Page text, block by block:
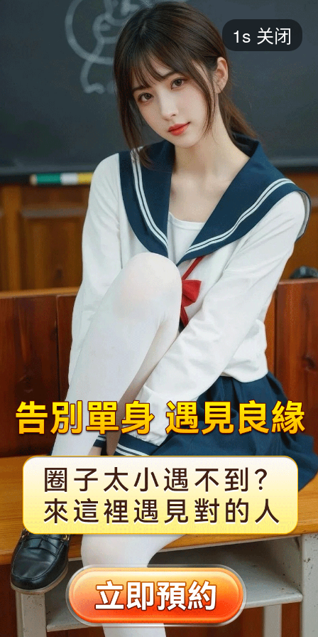
短剧
最热 添加 评分
都市 甜宠 逆袭 玄幻
2025 2024 2023 2022
全部 大陆 香港 台湾 美国 韩国 日本
1s 关闭